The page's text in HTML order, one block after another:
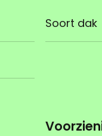
Soort dak